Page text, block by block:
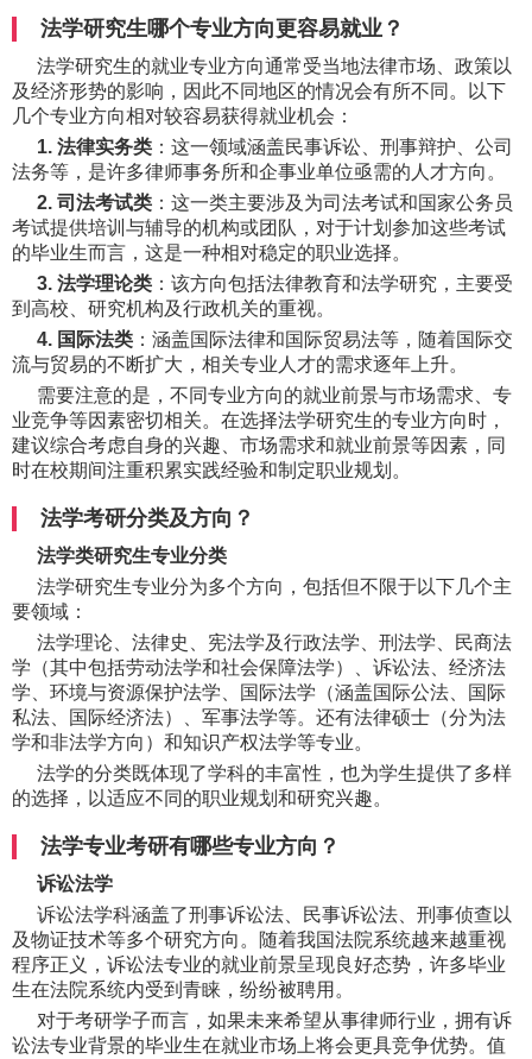
法学研究生哪个专业方向更容易就业？
法学研究生的就业专业方向通常受当地法律市场、政策以
及经济形势的影响，因此不同地区的情况会有所不同。以下
几个专业方向相对较容易获得就业机会：
1. 法律实务类 ：这一领域涵盖民事诉讼、刑事辩护、公司
法务等，是许多律师事务所和企事业单位亟需的人才方向。
2. 司法考试类 ：这一类主要涉及为司法考试和国家公务员
考试提供培训与辅导的机构或团队，对于计划参加这些考试
的毕业生而言，这是一种相对稳定的职业选择。
3. 法学理论类 ：该方向包括法律教育和法学研究，主要受
到高校、研究机构及行政机关的重视。
4. 国际法类 ：涵盖国际法律和国际贸易法等，随着国际交
流与贸易的不断扩大，相关专业人才的需求逐年上升。
需要注意的是，不同专业方向的就业前景与市场需求、专
业竞争等因素密切相关。在选择法学研究生的专业方向时，
建议综合考虑自身的兴趣、市场需求和就业前景等因素，同
时在校期间注重积累实践经验和制定职业规划。
法学考研分类及方向？
法学类研究生专业分类
法学研究生专业分为多个方向，包括但不限于以下几个主
要领域：
法学理论、法律史、宪法学及行政法学、刑法学、民商法
学（其中包括劳动法学和社会保障法学）、诉讼法、经济法
学、环境与资源保护法学、国际法学（涵盖国际公法、国际
私法、国际经济法）、军事法学等。还有法律硕士（分为法
学和非法学方向）和知识产权法学等专业。
法学的分类既体现了学科的丰富性，也为学生提供了多样
的选择，以适应不同的职业规划和研究兴趣。
法学专业考研有哪些专业方向？
诉讼法学
诉讼法学科涵盖了刑事诉讼法、民事诉讼法、刑事侦查以
及物证技术等多个研究方向。随着我国法院系统越来越重视
程序正义，诉讼法专业的就业前景呈现良好态势，许多毕业
生在法院系统内受到青睐，纷纷被聘用。
对于考研学子而言，如果未来希望从事律师行业，拥有诉
讼法专业背景的毕业生在就业市场上将会更具竞争优势。值